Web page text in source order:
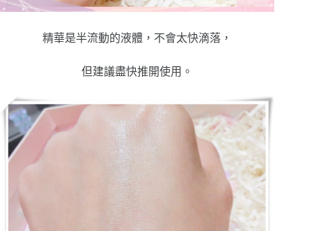
精華是半流動的液體，不會太快滴落，
但建議盡快推開使用。